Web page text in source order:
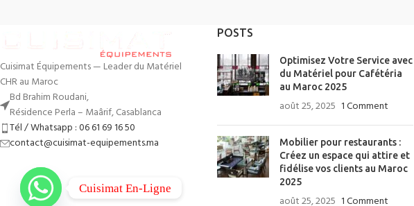
Cuisimat Équipements — Leader du Matériel
CHR au Maroc
Bd Brahim Roudani,
Résidence Perla – Maârif, Casablanca
Tél / Whatsapp : 06 61 69 16 50
contact@cuisimat-equipements.ma
POSTS
Optimisez Votre Service avec
du Matériel pour Cafétéria
au Maroc 2025
août 25, 2025 1 Comment
Mobilier pour restaurants :
Créez un espace qui attire et
fidélise vos clients au Maroc
2025
août 25, 2025 1 Comment
Cuisimat En-Ligne